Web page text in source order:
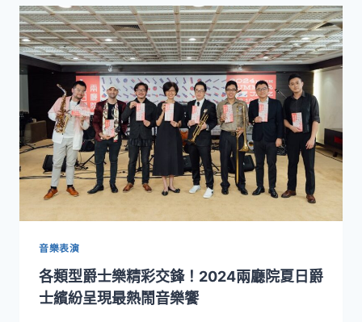
子
共
樂
點
燃
仲
夏
爵
士
熱
潮
爵
士
盛
事
今
夏
登
場！
兩
廳
院
夏
聚
國
音樂表演
各類型爵士樂精彩交鋒！2024兩廳院夏日爵
士繽紛呈現最熱鬧音樂饗